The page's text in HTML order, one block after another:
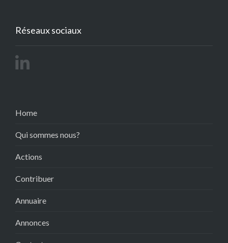
Réseaux sociaux
Home
Qui sommes nous?
Actions
Contribuer
Annuaire
Annonces